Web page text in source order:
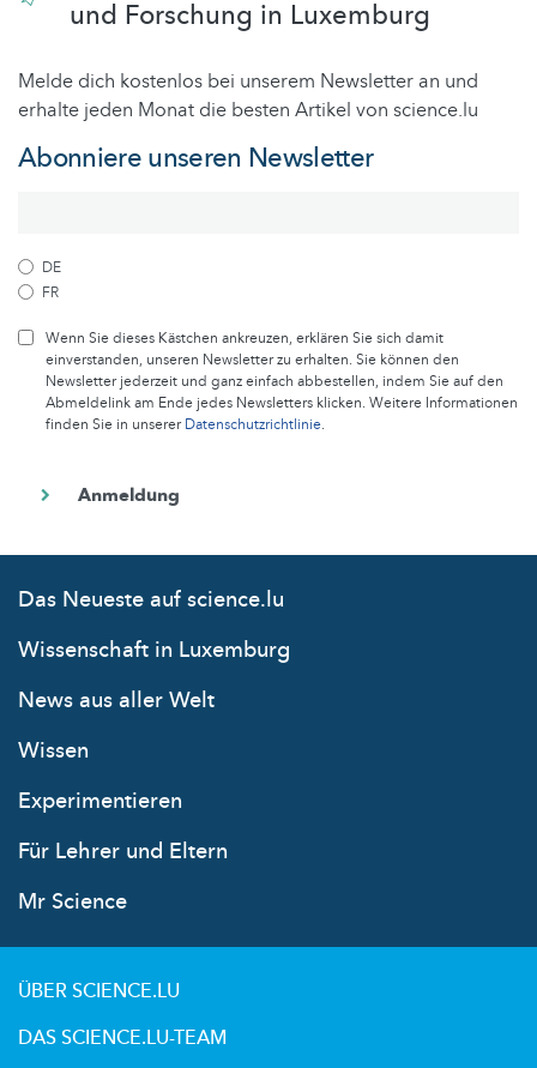
und Forschung in Luxemburg
Melde dich kostenlos bei unserem Newsletter an und
erhalte jeden Monat die besten Artikel von science.lu
Abonniere unseren Newsletter
DE
FR
Wenn Sie dieses Kästchen ankreuzen, erklären Sie sich damit
einverstanden, unseren Newsletter zu erhalten. Sie können den
Newsletter jederzeit und ganz einfach abbestellen, indem Sie auf den
Abmeldelink am Ende jedes Newsletters klicken. Weitere Informationen
finden Sie in unsererDatenschutzrichtlinie.
Das Neueste auf science.lu
Wissenschaft in Luxemburg
News aus aller Welt
Wissen
Experimentieren
Für Lehrer und Eltern
Mr Science
ÜBER SCIENCE.LU
DAS SCIENCE.LU-TEAM